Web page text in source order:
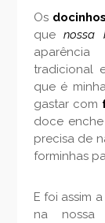
Os docinhos
quenossa
tradicional
que é
gastar com
doce
precisa de
forminhas
E foi assim
na nossa